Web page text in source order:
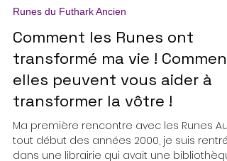
5 min de lecture
Runes du Futhark Ancien
Comment les Runes ont
transformé ma vie ! Comment
elles peuvent vous aider à
transformer la vôtre !